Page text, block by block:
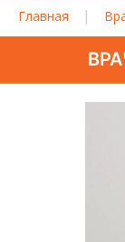
Главная |